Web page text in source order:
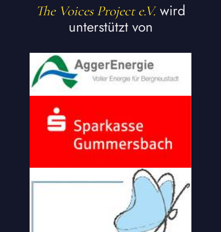
The Voices Project e.V. wird
unterstützt von